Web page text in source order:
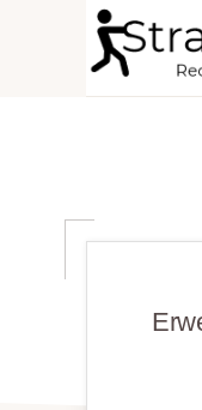
Zur
springen
Zum
Inhalt
springen
Zur
springen
Fachanwalt